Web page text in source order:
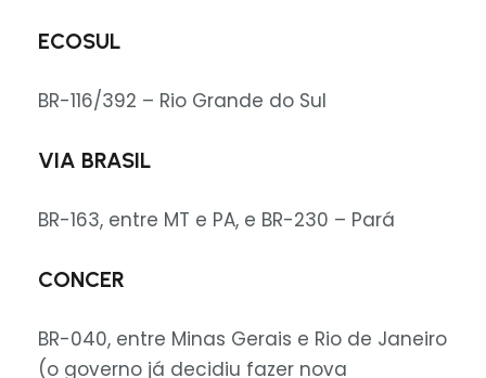
ECOSUL
BR-116/392 – Rio Grande do Sul
VIA BRASIL
BR-163, entre MT e PA, e BR-230 – Pará
CONCER
BR-040, entre Minas Gerais e Rio de Janeiro
(o governo já decidiu fazer nova